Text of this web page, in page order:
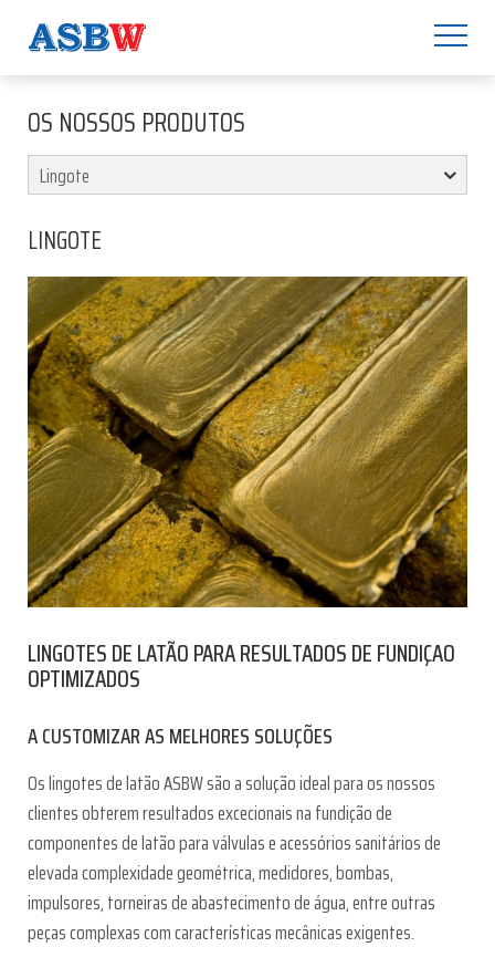
OS NOSSOS PRODUTOS
LINGOTE
LINGOTES DE LATÃO PARA RESULTADOS DE FUNDIÇAO
OPTIMIZADOS
A CUSTOMIZAR AS MELHORES SOLUÇÕES
Os lingotes de latão ASBW são a solução ideal para os nossos
clientes obterem resultados excecionais na fundição de
componentes de latão para válvulas e acessórios sanitários de
elevada complexidade geométrica, medidores, bombas,
impulsores, torneiras de abastecimento de água, entre outras
peças complexas com características mecânicas exigentes.